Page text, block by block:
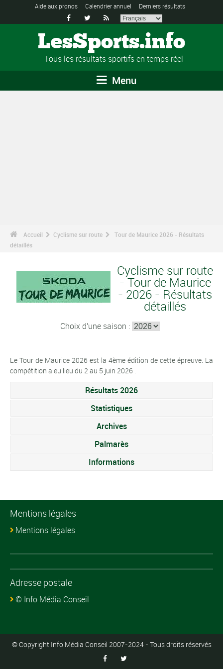
Aide aux pronos Calendrier annuel Derniers résultats
  
LesSports.info
Tous les résultats sportifs en temps réel
Menu
Accueil Cyclisme sur route
Tour de Maurice 2026 - Résultats
détaillés
Cyclisme sur route
- Tour de Maurice
- 2026 - Résultats
détaillés
Choix d'une saison :
Le Tour de Maurice 2026 est la 4ème édition de cette épreuve. La
compétition a eu lieu du 2 au 5 juin 2026 .
Résultats 2026
Statistiques
Archives
Palmarès
Informations
Mentions légales
Mentions légales
Adresse postale
© Info Média Conseil
© Copyright Info Média Conseil 2007-2024 - Tous droits réservés
 